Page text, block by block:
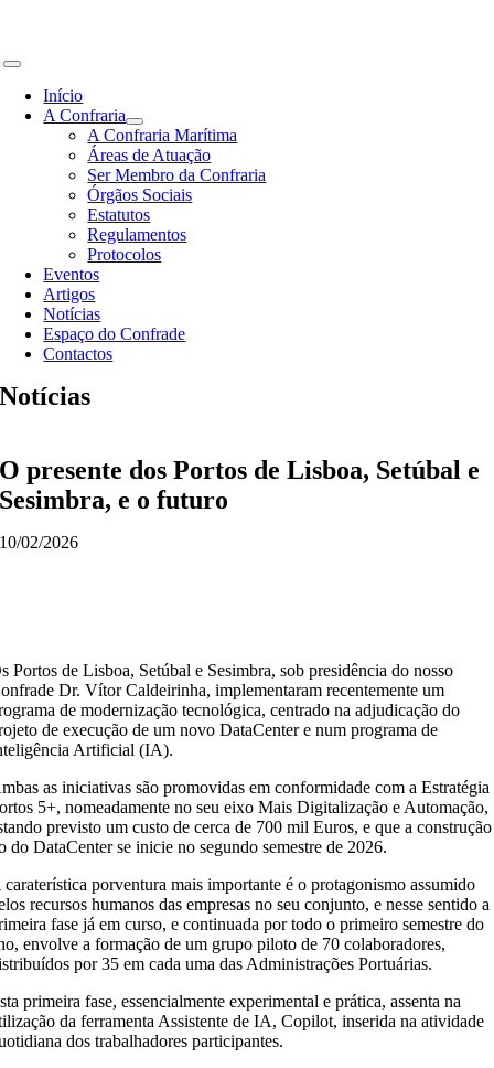
content
Toggle
NavigationInício
A Confraria
A Confraria Marítima
Áreas de Atuação
Ser Membro da Confraria
Órgãos Sociais
Estatutos
Regulamentos
Protocolos
Eventos
Artigos
Notícias
Espaço do Confrade
Contactos
Notícias
O presente dos Portos de Lisboa, Setúbal e
Sesimbra, e o futuro
10/02/2026
Portos de Lisboa, Setúbal e Sesimbra, sob presidência do nosso
Dr. Vítor Caldeirinha, implementaram recentemente um
de modernização tecnológica, centrado na adjudicação do
de execução de um novo DataCenter e num programa de
Artificial (IA).
as iniciativas são promovidas em conformidade com a Estratégia
5+, nomeadamente no seu eixo Mais Digitalização e Automação,
previsto um custo de cerca de 700 mil Euros, e que a construção
do DataCenter se inicie no segundo semestre de 2026.
caraterística porventura mais importante é o protagonismo assumido
recursos humanos das empresas no seu conjunto, e nesse sentido a
fase já em curso, e continuada por todo o primeiro semestre do
envolve a formação de um grupo piloto de 70 colaboradores,
por 35 em cada uma das Administrações Portuárias.
primeira fase, essencialmente experimental e prática, assenta na
da ferramenta Assistente de IA, Copilot, inserida na atividade
dos trabalhadores participantes.